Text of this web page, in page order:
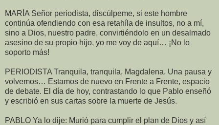
MARÍA Señor periodista, discúlpeme, si este hombre
continúa ofendiendo con esa retahíla de insultos, no a mí,
sino a Dios, nuestro padre, convirtiéndolo en un desalmado
asesino de su propio hijo, yo me voy de aquí… ¡No lo
soporto más!
PERIODISTA Tranquila, tranquila, Magdalena. Una pausa y
volvemos… Estamos de nuevo en Frente a Frente, espacio
de debate. El día de hoy, contrastando lo que Pablo enseñó
y escribió en sus cartas sobre la muerte de Jesús.
PABLO Ya lo dije: Murió para cumplir el plan de Dios y así